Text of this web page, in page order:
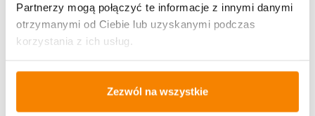
Partnerzy mogą połączyć te informacje z innymi danymi
otrzymanymi od Ciebie lub uzyskanymi podczas
korzystania z ich usług.
Zezwól na wszystkie
Specyfikacja
Opinie klientów
Więcej z kategorii Kwiaty sztuczne